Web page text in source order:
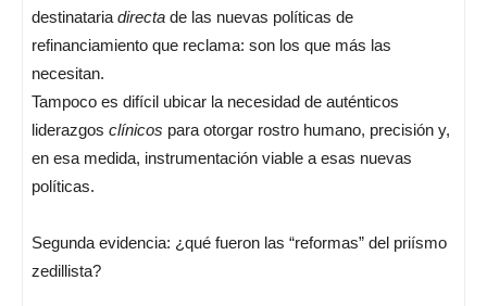
destinataria directa de las nuevas políticas de
refinanciamiento que reclama: son los que más las
necesitan.
Tampoco es difícil ubicar la necesidad de auténticos
liderazgos clínicos para otorgar rostro humano, precisión y,
en esa medida, instrumentación viable a esas nuevas
políticas.
Segunda evidencia: ¿qué fueron las “reformas” del priísmo
zedillista?